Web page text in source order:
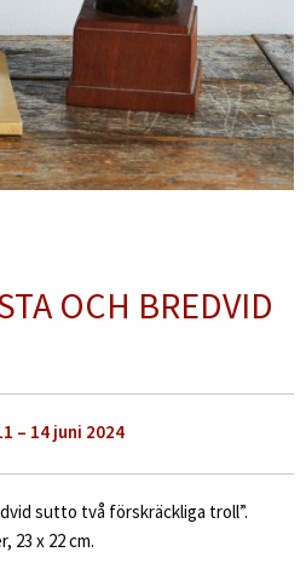
OCH BREDVID
– 14 juni 2024
sutto två förskräckliga troll”.
23 x 22 cm.